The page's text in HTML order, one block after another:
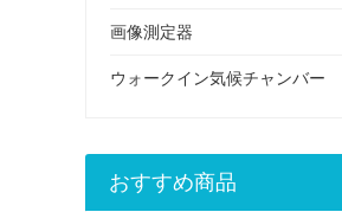
画像測定器
ウォークイン気候チャンバー
おすすめ商品